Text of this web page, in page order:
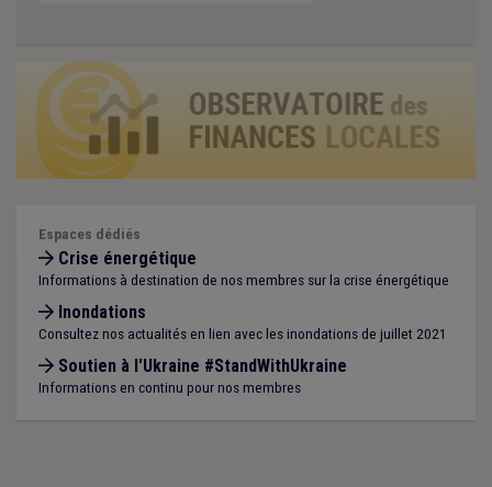
Espaces dédiés
Crise énergétique
Informations à destination de nos membres sur la crise énergétique
Inondations
Consultez nos actualités en lien avec les inondations de juillet 2021
Soutien à l'Ukraine #StandWithUkraine
Informations en continu pour nos membres